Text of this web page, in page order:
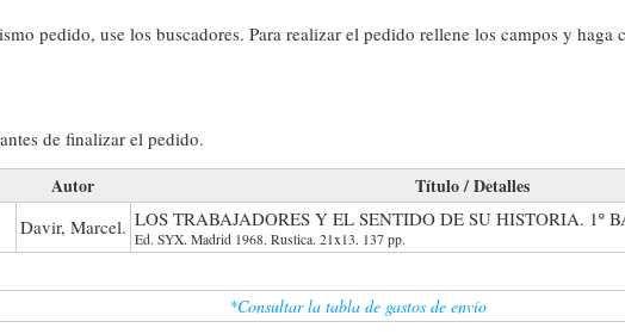
pedido, use los buscadores. Para realizar el pedido rellene los campos y haga
de finalizar el pedido.
Autor Título / Detalles
Davir, Marcel. LOS TRABAJADORES Y EL SENTIDO DE SU HISTORIA. 1º
Ed. SYX. Madrid 1968. Rustica. 21x13. 137 pp.
*Consultar la tabla de gastos de envío